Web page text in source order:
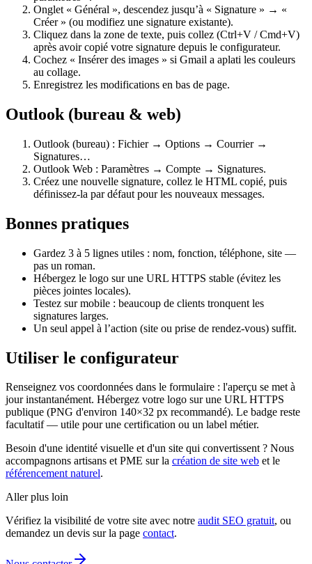
Onglet « Général », descendez jusqu’à « Signature » → «
Créer » (ou modifiez une signature existante).
Cliquez dans la zone de texte, puis collez (Ctrl+V / Cmd+V)
après avoir copié votre signature depuis le configurateur.
Cochez « Insérer des images » si Gmail a aplati les couleurs
au collage.
Enregistrez les modifications en bas de page.
Outlook (bureau & web)
Outlook (bureau) : Fichier → Options → Courrier →
Signatures…
Outlook Web : Paramètres → Compte → Signatures.
Créez une nouvelle signature, collez le HTML copié, puis
définissez-la par défaut pour les nouveaux messages.
Bonnes pratiques
Gardez 3 à 5 lignes utiles : nom, fonction, téléphone, site —
pas un roman.
Hébergez le logo sur une URL HTTPS stable (évitez les
pièces jointes locales).
Testez sur mobile : beaucoup de clients tronquent les
signatures larges.
Un seul appel à l’action (site ou prise de rendez-vous) suffit.
Utiliser le configurateur
Renseignez vos coordonnées dans le formulaire : l'aperçu se met à
jour instantanément. Hébergez votre logo sur une URL HTTPS
publique (PNG d'environ 140×32 px recommandé). Le badge reste
facultatif — utile pour une certification ou un label métier.
Besoin d'une identité visuelle et d'un site qui convertissent ? Nous
accompagnons artisans et PME sur la création de site web et le
référencement naturel.
Aller plus loin
Vérifiez la visibilité de votre site avec notre audit SEO gratuit, ou
demandez un devis sur la page contact.